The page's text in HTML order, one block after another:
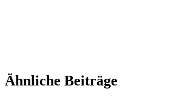
Ähnliche Beiträge